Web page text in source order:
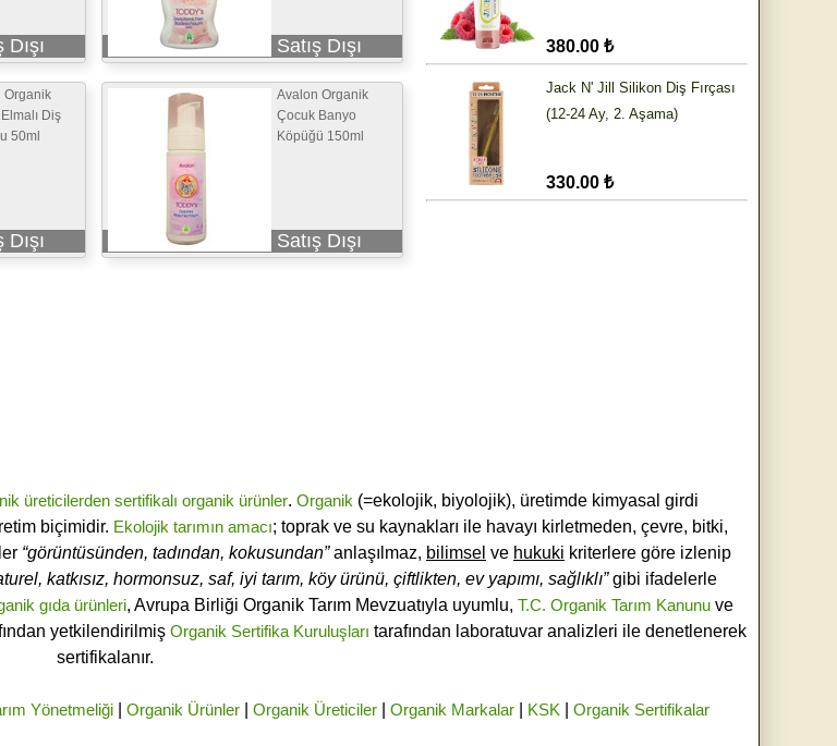
Dışı Satış Dışı
Organik
Diş
50ml
Dışı
Avalon Organik
Çocuk Banyo
Köpüğü 150ml
Satış Dışı
380.00 ₺
Jack N' Jill Silikon Diş Fırçası
(12-24 Ay, 2. Aşama)
330.00 ₺
üreticilerden sertifikalı organik ürünler. Organik (=ekolojik, biyolojik), üretimde kimyasal girdi
biçimidir. Ekolojik tarımın amacı; toprak ve su kaynakları ile havayı kirletmeden, çevre, bitki,
“görüntüsünden, tadından, kokusundan”anlaşılmaz, bilimsel ve hukuki kriterlere göre izlenip
katkısız, hormonsuz, saf, iyi tarım, köy ürünü, çiftlikten, ev yapımı, sağlıklı”gibi ifadelerle
gıda ürünleri, Avrupa Birliği Organik Tarım Mevzuatıyla uyumlu, T.C. Organik Tarım Kanunuve
yetkilendirilmiş Organik Sertifika Kuruluşları tarafından laboratuvar analizleri ile denetlenerek
sertifikalanır.
Yönetmeliği| Organik Ürünler| Organik Üreticiler| Organik Markalar| KSK Organik Sertifikalar